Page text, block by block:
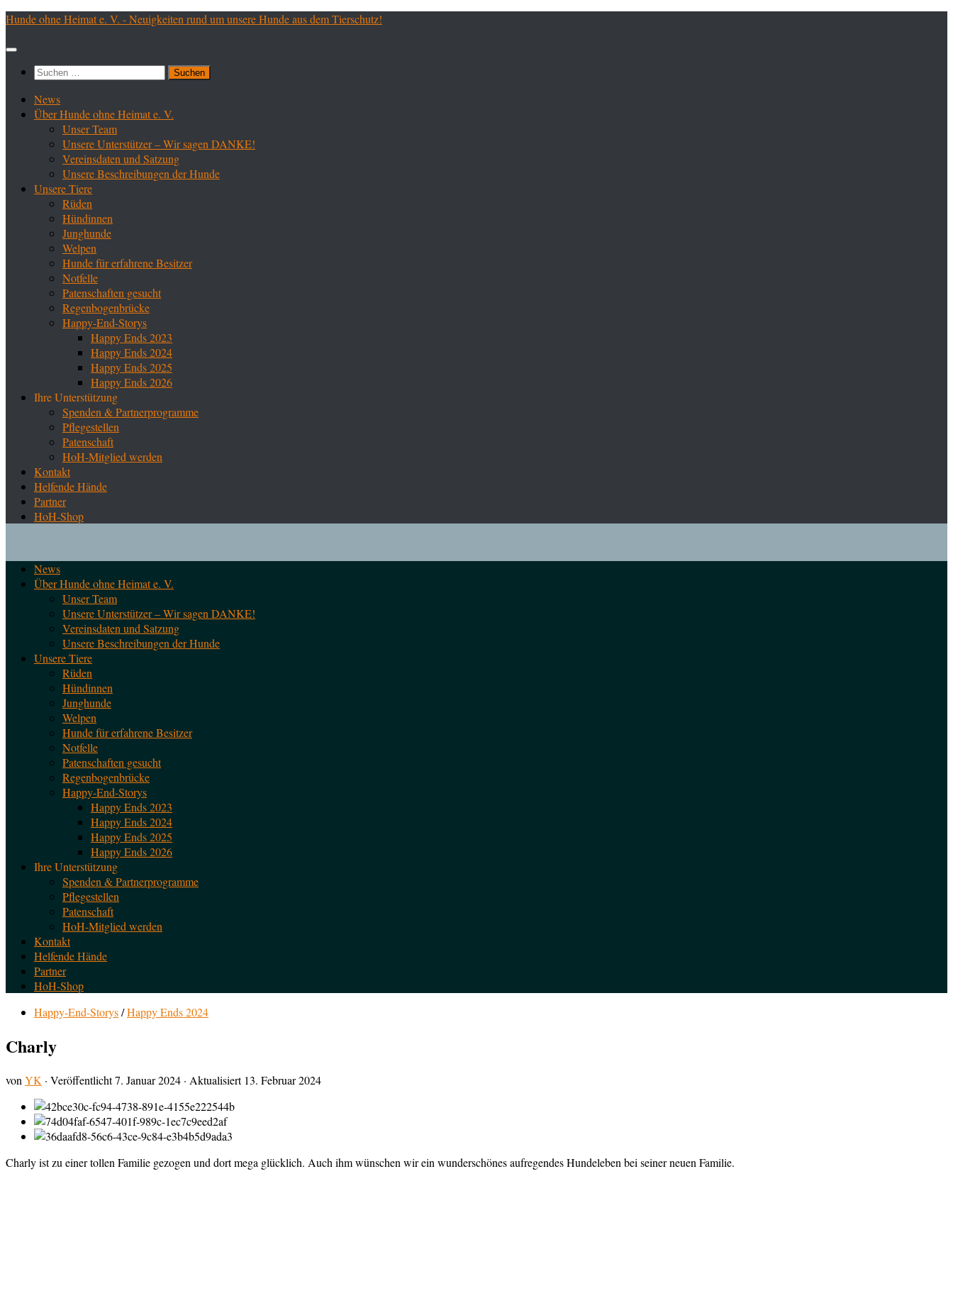
Zum
springen
Hunde ohne Heimat e. V. - Neuigkeiten rund um unsere Hunde aus dem Tierschutz!
Suchen
News
Über Hunde ohne Heimat e. V.
Unser Team
Unsere Unterstützer – Wir sagen DANKE!
Vereinsdaten und Satzung
Unsere Beschreibungen der Hunde
Unsere Tiere
Rüden
Hündinnen
Junghunde
Welpen
Hunde für erfahrene Besitzer
Notfelle
Patenschaften gesucht
Regenbogenbrücke
Happy-End-Storys
Happy Ends 2023
Happy Ends 2024
Happy Ends 2025
Happy Ends 2026
Ihre Unterstützung
Spenden & Partnerprogramme
Pflegestellen
Patenschaft
HoH-Mitglied werden
Kontakt
Helfende Hände
Partner
HoH-Shop
News
Über Hunde ohne Heimat e. V.
Unser Team
Unsere Unterstützer – Wir sagen DANKE!
Vereinsdaten und Satzung
Unsere Beschreibungen der Hunde
Unsere Tiere
Rüden
Hündinnen
Junghunde
Welpen
Hunde für erfahrene Besitzer
Notfelle
Patenschaften gesucht
Regenbogenbrücke
Happy-End-Storys
Happy Ends 2023
Happy Ends 2024
Happy Ends 2025
Happy Ends 2026
Ihre Unterstützung
Spenden & Partnerprogramme
Pflegestellen
Patenschaft
HoH-Mitglied werden
Kontakt
Helfende Hände
Partner
HoH-Shop
Happy-End-Storys/Happy Ends 2024
Charly
von YK · Veröffentlicht7. Januar 2024 · Aktualisiert 13. Februar 2024
Charly ist zu einer tollen Familie gezogen und dort mega glücklich. Auch ihm wünschen wir ein wunderschönes aufregendes Hundeleben bei seiner neuen Familie.